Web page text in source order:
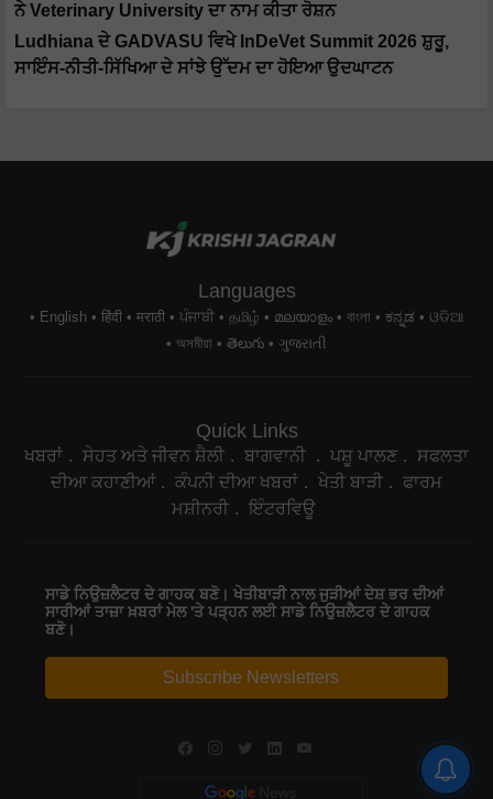
ਨੇ Veterinary University ਦਾ ਨਾਮ ਕੀਤਾ ਰੋਸ਼ਨ
Ludhiana ਦੇ GADVASU ਵਿਖੇ InDeVet Summit 2026 ਸ਼ੁਰੂ,
ਸਾਇੰਸ-ਨੀਤੀ-ਸਿੱਖਿਆ ਦੇ ਸਾਂਝੇ ਉੱਦਮ ਦਾ ਹੋਇਆ ਉਦਘਾਟਨ
Languages
English हिंदी मराठी ਪੰਜਾਬੀ தமிழ் മലയാളം বাংলা ಕನ್ನಡ
ଓଡିଆ
অসমীয়া
తెలుగు ગુજરાતી
Quick Links
ਖਬਰਾਂ ਸੇਹਤ ਅਤੇ ਜੀਵਨ ਸ਼ੈਲੀ ਬਾਗਵਾਨੀ ਪਸ਼ੂ ਪਾਲਣ
ਸਫਲਤਾ
ਦੀਆ ਕਹਾਣੀਆਂ
ਕੰਪਨੀ ਦੀਆ ਖਬਰਾਂ ਖੇਤੀ ਬਾੜੀ
ਫਾਰਮ
ਮਸ਼ੀਨਰੀ
ਇੰਟਰਵਿਊ
ਸਾਡੇ ਨਿਉਜ਼ਲੈਟਰ ਦੇ ਗਾਹਕ ਬਣੋ। ਖੇਤੀਬਾੜੀ ਨਾਲ ਜੁੜੀਆਂ ਦੇਸ਼ ਭਰ ਦੀਆਂ
ਸਾਰੀਆਂ ਤਾਜ਼ਾ ਖ਼ਬਰਾਂ ਮੇਲ 'ਤੇ ਪੜ੍ਹਨ ਲਈ ਸਾਡੇ ਨਿਉਜ਼ਲੈਟਰ ਦੇ ਗਾਹਕ
ਬਣੋ।
Subscribe Newsletters